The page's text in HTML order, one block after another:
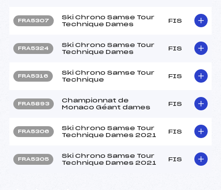
FRA5307
Ski Chrono Samse Tour
Technique Dames
FIS
FRA5324
Ski Chrono Samse Tour
Technique Dames
FIS
FRA5316
Ski Chrono Samse Tour
Technique
FIS
FRA5893
Championnat de
Monaco Géant dames
FIS
FRA5306
Ski Chrono Samse Tour
Technique Dames 2021
FIS
FRA5305
Ski Chrono Samse Tour
Technique Dames 2021
FIS